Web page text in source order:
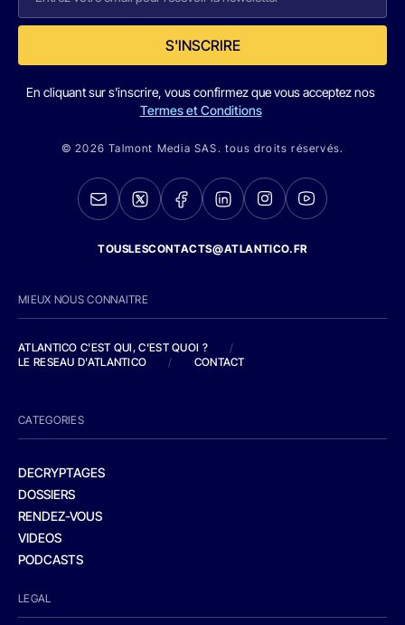
S'INSCRIRE
En cliquant sur s'inscrire, vous confirmez que vous acceptez nos
Termes et Conditions
© 2026 Talmont Media SAS. tous droits réservés.
TOUSLESCONTACTS@ATLANTICO.FR
MIEUX NOUS CONNAITRE
ATLANTICO C'EST QUI, C'EST QUOI ?
/
LE RESEAU D'ATLANTICO
/ CONTACT
CATEGORIES
DECRYPTAGES
DOSSIERS
RENDEZ-VOUS
VIDEOS
PODCASTS
LEGAL